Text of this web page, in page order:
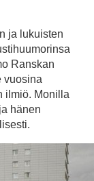
ja lukuisten
Ranskan
vuosina
ilmiö. Monilla
hänen